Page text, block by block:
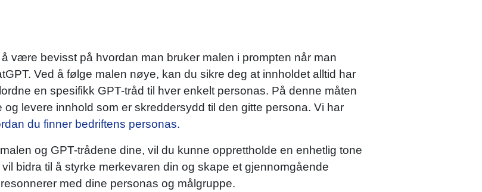
være bevisst på hvordan man bruker malen i prompten når man
Ved å følge malen nøye, kan du sikre deg at innholdet alltid har
en spesifikk GPT-tråd til hver enkelt personas. På denne måten
levere innhold som er skreddersydd til den gitte persona. Vi har
du finner bedriftens personas.
og GPT-trådene dine, vil du kunne opprettholde en enhetlig tone
bidra til å styrke merkevaren din og skape et gjennomgående
med dine personas og målgruppe.